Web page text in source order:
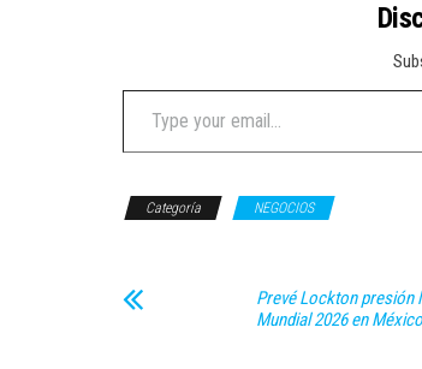
Type your email…
Categoría NEGOCIOS
Prevé Lockton presión
Mundial 2026 en México